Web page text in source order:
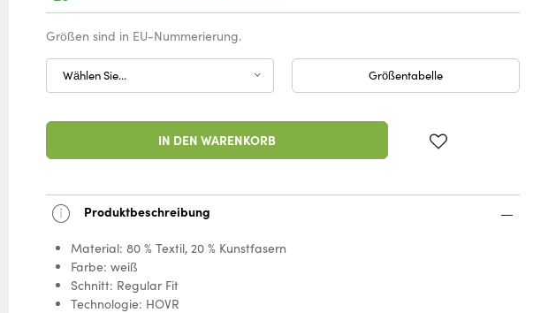
Größen sind in EU-Nummerierung.
Wählen Sie... Größentabelle
IN DEN WARENKORB
Produktbeschreibung
Material: 80 % Textil, 20 % Kunstfasern
Farbe: weiß
Schnitt: Regular Fit
Technologie: HOVR